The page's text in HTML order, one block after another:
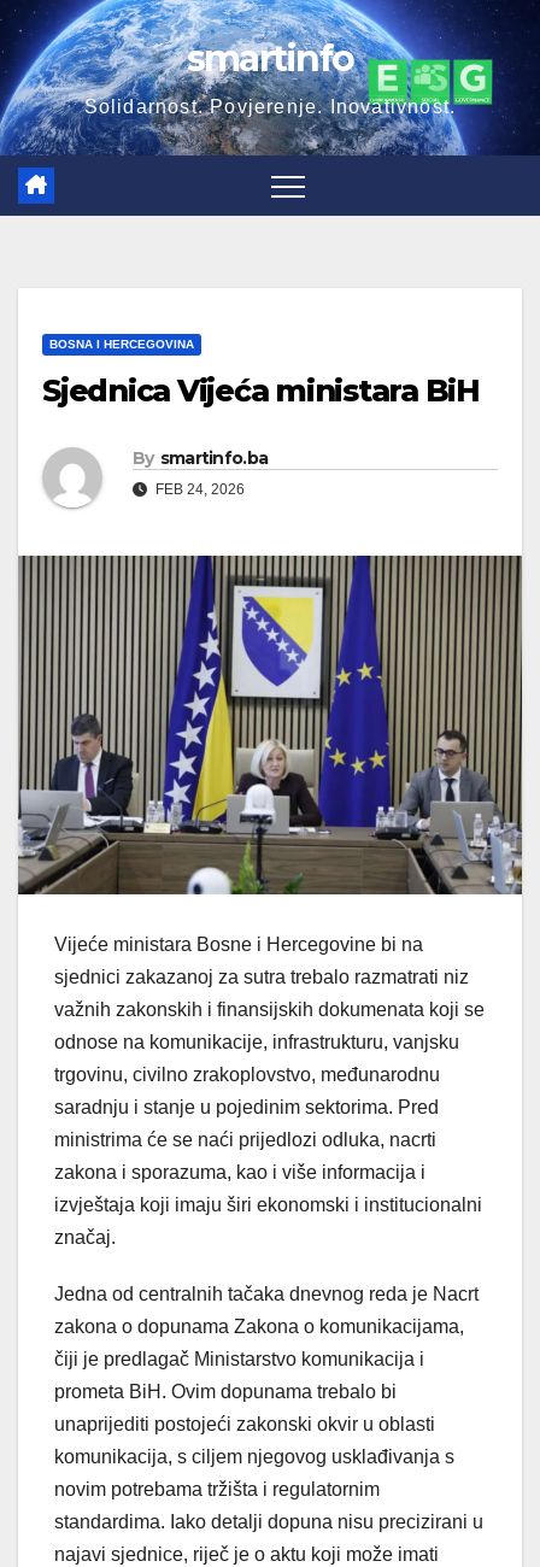
Skip
to
content
smartinfo
Solidarnost. Povjerenje. Inovativnost.
BOSNA I HERCEGOVINA
Sjednica Vijeća ministara BiH
By smartinfo.ba
FEB 24, 2026
Vijeće ministara Bosne i Hercegovine bi na
sjednici zakazanoj za sutra trebalo razmatrati niz
važnih zakonskih i finansijskih dokumenata koji se
odnose na komunikacije, infrastrukturu, vanjsku
trgovinu, civilno zrakoplovstvo, međunarodnu
saradnju i stanje u pojedinim sektorima. Pred
ministrima će se naći prijedlozi odluka, nacrti
zakona i sporazuma, kao i više informacija i
izvještaja koji imaju širi ekonomski i institucionalni
značaj.
Jedna od centralnih tačaka dnevnog reda je Nacrt
zakona o dopunama Zakona o komunikacijama,
čiji je predlagač Ministarstvo komunikacija i
prometa BiH. Ovim dopunama trebalo bi
unaprijediti postojeći zakonski okvir u oblasti
komunikacija, s ciljem njegovog usklađivanja s
novim potrebama tržišta i regulatornim
standardima. Iako detalji dopuna nisu precizirani u
najavi sjednice, riječ je o aktu koji može imati